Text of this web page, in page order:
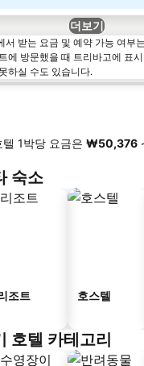
더보기
서 받는 요금 및 예약 가능 여부
에 방문했을 때 트리바고에 표
하실 수도 있습니다.
1박당 요금은 ‎₩50,376
숙소
조트 호스텔
호텔 카테고리